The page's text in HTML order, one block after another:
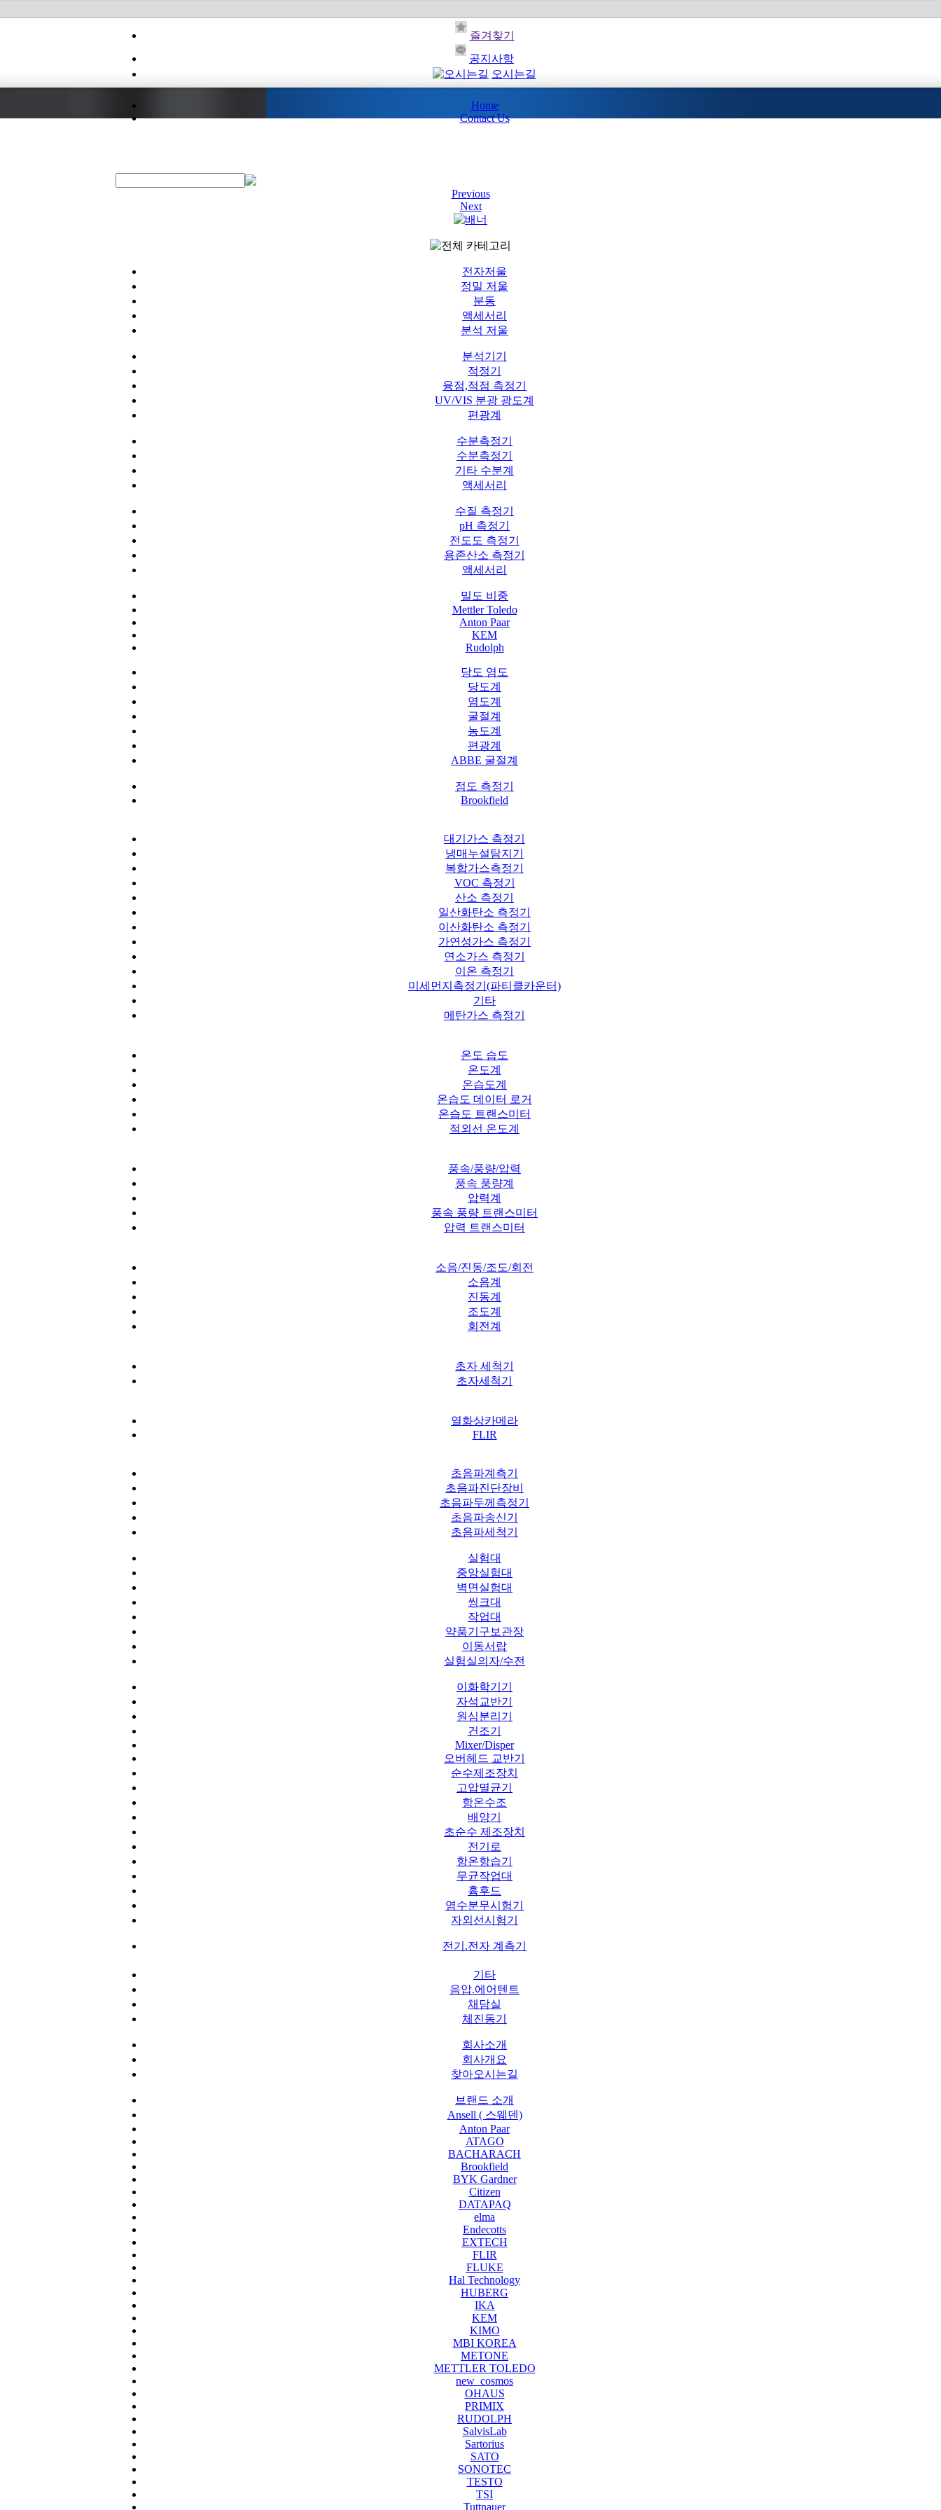
즐겨찾기
공지사항
오시는길
Home
Contact Us
Previous
Next
전자저울
정밀 저울
분동
액세서리
분석 저울
분석기기
적정기
융점,적점 측정기
UV/VIS 분광 광도계
편광계
수분측정기
수분측정기
기타 수분계
액세서리
수질 측정기
pH 측정기
전도도 측정기
용존산소 측정기
액세서리
밀도 비중
Mettler Toledo
Anton Paar
KEM
Rudolph
당도 염도
당도계
염도계
굴절계
농도계
편광계
ABBE 굴절계
점도 측정기
Brookfield
대기가스 측정기
냉매누설탐지기
복합가스측정기
VOC 측정기
산소 측정기
일산화탄소 측정기
이산화탄소 측정기
가연성가스 측정기
연소가스 측정기
이온 측정기
미세먼지측정기(파티클카운터)
기타
메탄가스 측정기
온도 습도
온도계
온습도계
온습도 데이터 로거
온습도 트랜스미터
적외선 온도계
풍속/풍량/압력
풍속 풍량계
압력계
풍속 풍량 트랜스미터
압력 트랜스미터
소음/진동/조도/회전
소음계
진동계
조도계
회전계
초자 세척기
초자세척기
열화상카메라
FLIR
초음파계측기
초음파진단장비
초음파두께측정기
초음파송신기
초음파세척기
실험대
중앙실험대
벽면실험대
씽크대
작업대
약품기구보관장
이동서랍
실험실의자/수전
이화학기기
자석교반기
원심분리기
건조기
Mixer/Disper
오버헤드 교반기
순수제조장치
고압멸균기
항온수조
배양기
초순수 제조장치
전기로
항온항습기
무균작업대
흄후드
염수분무시험기
자외선시험기
전기.전자 계측기
기타
음압.에어텐트
채담실
체진동기
회사소개
회사개요
찾아오시는길
브랜드 소개
Ansell ( 스웨덴)
Anton Paar
ATAGO
BACHARACH
Brookfield
BYK Gardner
Citizen
DATAPAQ
elma
Endecotts
EXTECH
FLIR
FLUKE
Hal Technology
HUBERG
IKA
KEM
KIMO
MBI KOREA
METONE
METTLER TOLEDO
new_cosmos
OHAUS
PRIMIX
RUDOLPH
SalvisLab
Sartorius
SATO
SONOTEC
TESTO
TSI
Tuttnauer